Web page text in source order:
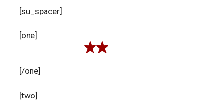
[su_spacer]
[one]
[/one]
[two]